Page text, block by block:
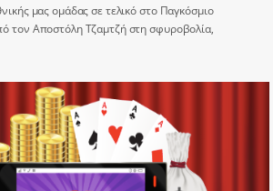
μας ομάδας σε τελικό στο Παγκόσμιο
τον Αποστόλη Τζαμτζή στη σφυροβολία,